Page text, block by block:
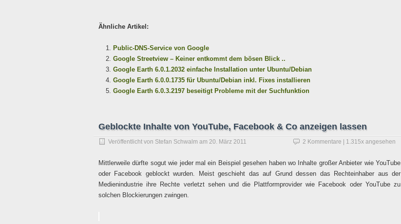
Ähnliche Artikel:
Public-DNS-Service von Google
Google Streetview – Keiner entkommt dem bösen Blick ..
Google Earth 6.0.1.2032 einfache Installation unter Ubuntu/Debian
Google Earth 6.0.0.1735 für Ubuntu/Debian inkl. Fixes installieren
Google Earth 6.0.3.2197 beseitigt Probleme mit der Suchfunktion
Geblockte Inhalte von YouTube, Facebook & Co anzeigen lassen
Veröffentlicht von Stefan Schwalm am 20. März 2011 2 Kommentare | 1.315x angesehen
Mittlerweile dürfte sogut wie jeder mal ein Beispiel gesehen haben wo Inhalte großer Anbieter wie YouTube
oder Facebook geblockt wurden. Meist geschieht das auf Grund dessen das Rechteinhaber aus der
Medienindustrie ihre Rechte verletzt sehen und die Plattformprovider wie Facebook oder YouTube zu
solchen Blockierungen zwingen.